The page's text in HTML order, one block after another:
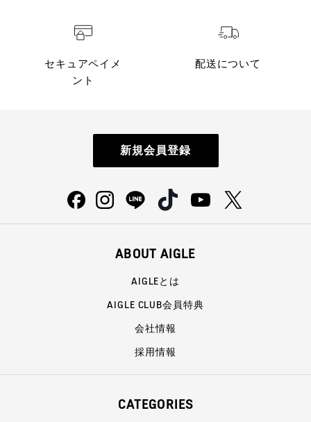
セキュアペイメ
ント
配送について
新規会員登録
ABOUT AIGLE
AIGLEとは
AIGLE CLUB会員特典
会社情報
採用情報
CATEGORIES